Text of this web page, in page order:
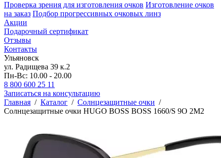
Проверка зрения для изготовления очков Изготовление очков
на заказ Подбор прогрессивных очковых линз
Акции
Подарочный сертификат
Отзывы
Контакты
Ульяновск
ул. Радищева 39 к.2
Пн-Вс: 10.00 - 20.00
8 800 600 25 11
Записаться на консультацию
Главная / Каталог / Солнцезащитные очки /
Солнцезащитные очки HUGO BOSS BOSS 1660/S 9O 2M2